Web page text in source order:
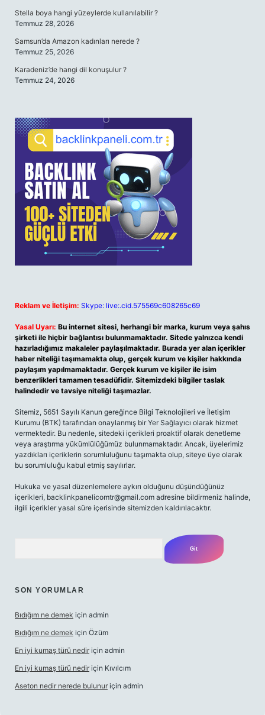
Stella boya hangi yüzeylerde kullanılabilir ?
Temmuz 28, 2026
Samsun’da Amazon kadınları nerede ?
Temmuz 25, 2026
Karadeniz’de hangi dil konuşulur ?
Temmuz 24, 2026
Reklam ve İletişim: Skype: live:.cid.575569c608265c69
Yasal Uyarı: Bu internet sitesi, herhangi bir marka, kurum veya şahıs
şirketi ile hiçbir bağlantısı bulunmamaktadır. Sitede yalnızca kendi
hazırladığımız makaleler paylaşılmaktadır. Burada yer alan içerikler
haber niteliği taşımamakta olup, gerçek kurum ve kişiler hakkında
paylaşım yapılmamaktadır. Gerçek kurum ve kişiler ile isim
benzerlikleri tamamen tesadüfidir. Sitemizdeki bilgiler taslak
halindedir ve tavsiye niteliği taşımazlar.
Sitemiz, 5651 Sayılı Kanun gereğince Bilgi Teknolojileri ve İletişim
Kurumu (BTK) tarafından onaylanmış bir Yer Sağlayıcı olarak hizmet
vermektedir. Bu nedenle, sitedeki içerikleri proaktif olarak denetleme
veya araştırma yükümlülüğümüz bulunmamaktadır. Ancak, üyelerimiz
yazdıkları içeriklerin sorumluluğunu taşımakta olup, siteye üye olarak
bu sorumluluğu kabul etmiş sayılırlar.
Hukuka ve yasal düzenlemelere aykırı olduğunu düşündüğünüz
içerikleri, backlinkpanelicomtr@gmail.com adresine bildirmeniz halinde,
ilgili içerikler yasal süre içerisinde sitemizden kaldırılacaktır.
SON YORUMLAR
Bıdığım ne demek için admin
Bıdığım ne demek için Özüm
En iyi kumaş türü nedir için admin
En iyi kumaş türü nedir için Kıvılcım
Aseton nedir nerede bulunur için admin